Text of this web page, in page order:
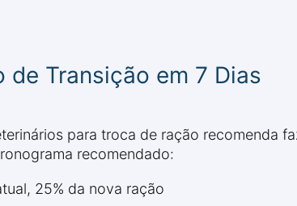
de Transição em 7 Dias
para troca de ração recomenda
recomendado:
25% da nova ração